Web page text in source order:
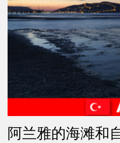
阿兰雅的海滩和